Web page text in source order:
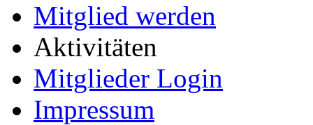
Mitglied werden
Aktivitäten
Mitglieder Login
Impressum